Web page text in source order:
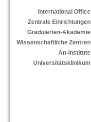
International Office
Zentrale Einrichtungen
Graduierten-Akademie
Wissenschaftliche Zentren
An-Institute
Universitätsklinikum